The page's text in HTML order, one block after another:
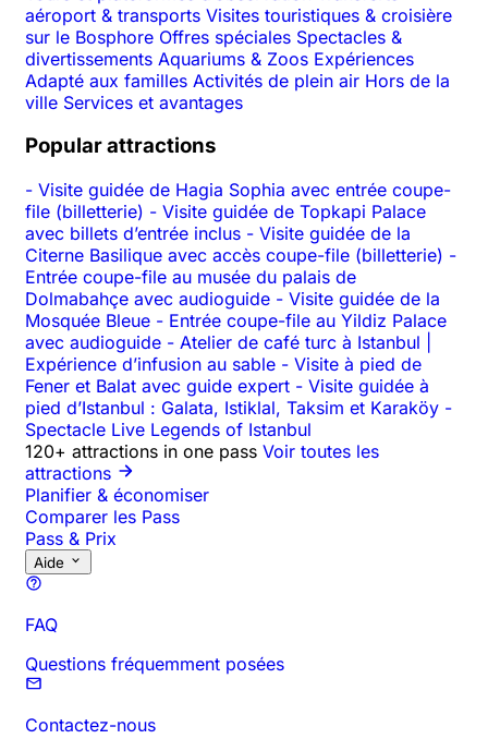
aéroport & transports Visites touristiques & croisière
sur le Bosphore Offres spéciales Spectacles &
divertissements Aquariums & Zoos Expériences
Adapté aux familles Activités de plein air Hors de la
ville Services et avantages
Popular attractions
- Visite guidée de Hagia Sophia avec entrée coupe-
file (billetterie) - Visite guidée de Topkapi Palace
avec billets d’entrée inclus - Visite guidée de la
Citerne Basilique avec accès coupe-file (billetterie) -
Entrée coupe-file au musée du palais de
Dolmabahçe avec audioguide - Visite guidée de la
Mosquée Bleue - Entrée coupe-file au Yildiz Palace
avec audioguide - Atelier de café turc à Istanbul |
Expérience d’infusion au sable - Visite à pied de
Fener et Balat avec guide expert - Visite guidée à
pied d’Istanbul : Galata, Istiklal, Taksim et Karaköy -
Spectacle Live Legends of Istanbul
120+ attractions in one pass Voir toutes les
attractions
Planifier & économiser
Comparer les Pass
Pass & Prix
Aide
FAQ
Questions fréquemment posées
Contactez-nous